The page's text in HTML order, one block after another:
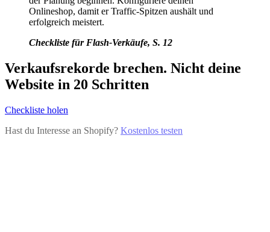
Onlineshop, damit er Traffic-Spitzen aushält und
erfolgreich meistert.
Checkliste für Flash-Verkäufe, S. 12
Verkaufsrekorde brechen. Nicht deine
Website in 20 Schritten
Checkliste holen
Hast du Interesse an Shopify? Kostenlos testen